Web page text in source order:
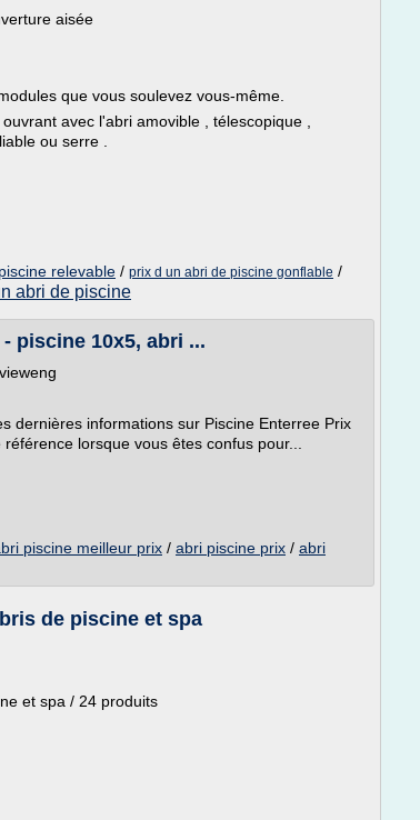
aisée
que vous soulevez vous-même.
avec l'abri amovible , télescopique ,
ou serre .
relevable / prix d un abri de piscine gonflable /
abri de piscine
piscine 10x5, abri ...
dernières informations sur Piscine Enterree Prix
lorsque vous êtes confus pour...
piscine meilleur prix / abri piscine prix / abri
de piscine et spa
et spa / 24 produits